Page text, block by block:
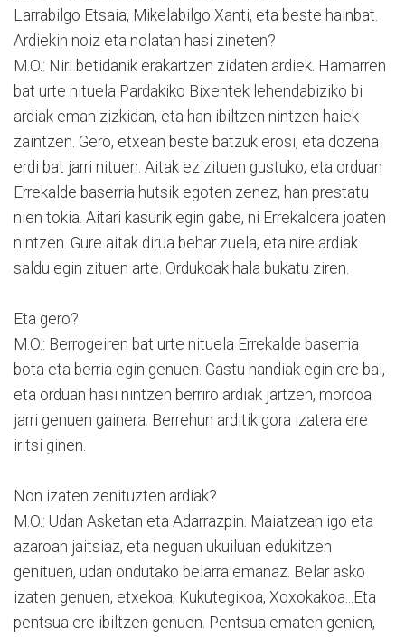
Larrabilgo Etsaia, Mikelabilgo Xanti, eta beste hainbat.
Ardiekin noiz eta nolatan hasi zineten?
M.O.: Niri betidanik erakartzen zidaten ardiek. Hamarren
bat urte nituela Pardakiko Bixentek lehendabiziko bi
ardiak eman zizkidan, eta han ibiltzen nintzen haiek
zaintzen. Gero, etxean beste batzuk erosi, eta dozena
erdi bat jarri nituen. Aitak ez zituen gustuko, eta orduan
Errekalde baserria hutsik egoten zenez, han prestatu
nien tokia. Aitari kasurik egin gabe, ni Errekaldera joaten
nintzen. Gure aitak dirua behar zuela, eta nire ardiak
saldu egin zituen arte. Ordukoak hala bukatu ziren.
Eta gero?
M.O.: Berrogeiren bat urte nituela Errekalde baserria
bota eta berria egin genuen. Gastu handiak egin ere bai,
eta orduan hasi nintzen berriro ardiak jartzen, mordoa
jarri genuen gainera. Berrehun arditik gora izatera ere
iritsi ginen.
Non izaten zenituzten ardiak?
M.O.: Udan Asketan eta Adarrazpin. Maiatzean igo eta
azaroan jaitsiaz, eta neguan ukuiluan edukitzen
genituen, udan ondutako belarra emanaz. Belar asko
izaten genuen, etxekoa, Kukutegikoa, Xoxokakoa...Eta
pentsua ere ibiltzen genuen. Pentsua ematen genien,